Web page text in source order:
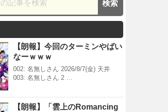
【朗報】今回のターミンやばい
なーｗｗｗ
002: 名無しさん 2026/8/7(金) 天井
003: 名無しさん 2 …
【朗報】「雲上のRomancing